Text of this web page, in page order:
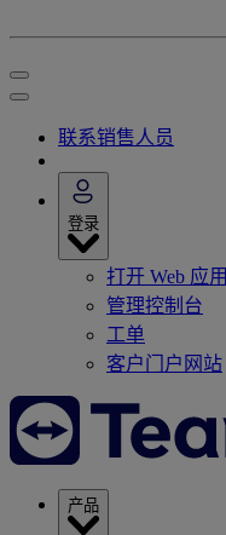
联系销售人员
登录
打开 Web 应用
管理控制台
工单
客户门户网站
产品